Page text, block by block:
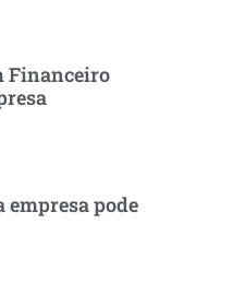
Financeiro
empresa pode